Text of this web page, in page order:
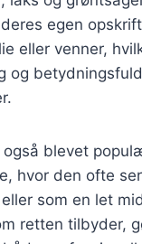
egen
eller venner,
og
blevet
hvor den ofte
som en let
retten tilbyder,